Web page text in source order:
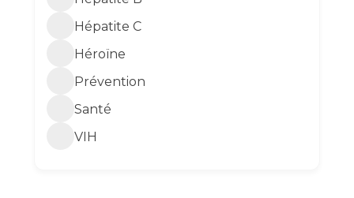
Hépatite C
Héroïne
Prévention
Santé
VIH